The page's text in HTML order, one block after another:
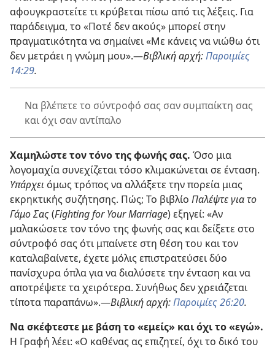
αφουγκραστείτε τι κρύβεται πίσω από τις λέξεις. Για
παράδειγμα, το «Ποτέ δεν ακούς» μπορεί στην
πραγματικότητα να σημαίνει «Με κάνεις να νιώθω ότι
δεν μετράει η γνώμη μου».—Βιβλική αρχή:Παροιμίες
14:29.
Να βλέπετε το σύντροφό σας σαν συμπαίκτη σας
και όχι σαν αντίπαλο
Χαμηλώστε τον τόνο της φωνής σας. Όσο μια
λογομαχία συνεχίζεται τόσο κλιμακώνεται σε ένταση.
Υπάρχει όμως τρόπος να αλλάξετε την πορεία μιας
εκρηκτικής συζήτησης. Πώς; Το βιβλίο Παλέψτε για το
Γάμο Σας(Fighting for Your Marriage) εξηγεί: «Αν
μαλακώσετε τον τόνο της φωνής σας και δείξετε στο
σύντροφό σας ότι μπαίνετε στη θέση του και τον
καταλαβαίνετε, έχετε μόλις επιστρατεύσει δύο
πανίσχυρα όπλα για να διαλύσετε την ένταση και να
αποτρέψετε τα χειρότερα. Συνήθως δεν χρειάζεται
τίποτα παραπάνω».—Βιβλική αρχή:Παροιμίες 26:20.
Να σκέφτεστε με βάση το «εμείς» και όχι το «εγώ».
Η Γραφή λέει: «Ο καθένας ας επιζητεί, όχι το δικό του